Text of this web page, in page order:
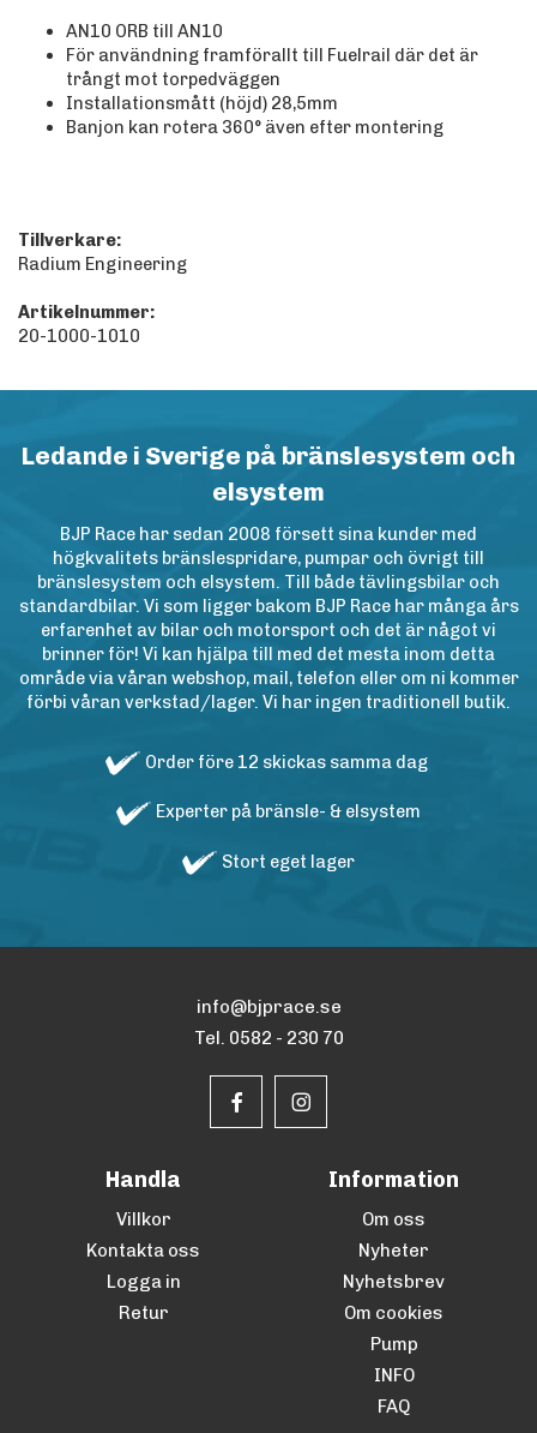
AN10 ORB till AN10
För användning framförallt till Fuelrail där det är
trångt mot torpedväggen
Installationsmått (höjd) 28,5mm
Banjon kan rotera 360° även efter montering
Tillverkare:
Radium Engineering
Artikelnummer:
20-1000-1010
Ledande i Sverige på bränslesystem och
elsystem
BJP Race har sedan 2008 försett sina kunder med
högkvalitets bränslespridare, pumpar och övrigt till
bränslesystem och elsystem. Till både tävlingsbilar och
standardbilar. Vi som ligger bakom BJP Race har många års
erfarenhet av bilar och motorsport och det är något vi
brinner för! Vi kan hjälpa till med det mesta inom detta
område via våran webshop, mail, telefon eller om ni kommer
förbi våran verkstad/lager. Vi har ingen traditionell butik.
Order före 12 skickas samma dag
Experter på bränsle- & elsystem
Stort eget lager
info@bjprace.se
Tel. 0582 - 230 70
Handla
Villkor
Kontakta oss
Logga in
Retur
Information
Om oss
Nyheter
Nyhetsbrev
Om cookies
Pump
INFO
FAQ